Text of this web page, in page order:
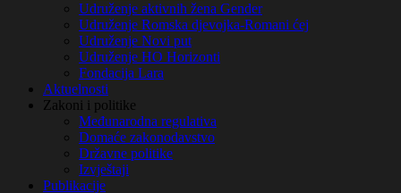
Udruženje aktivnih žena Gender
Udruženje Romska djevojka-Romani ćej
Udruženje Novi put
Udruženje HO Horizonti
Fondacija Lara
Aktuelnosti
Zakoni i politike
Međunarodna regulativa
Domaće zakonodavstvo
Državne politike
Izvještaji
Publikacije